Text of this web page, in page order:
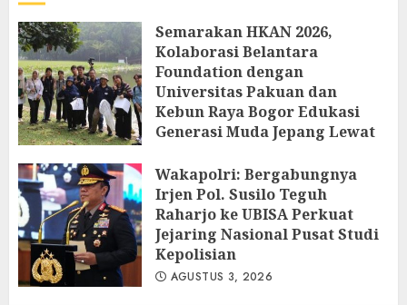
Semarakan HKAN 2026,
Kolaborasi Belantara
Foundation dengan
Universitas Pakuan dan
Kebun Raya Bogor Edukasi
Generasi Muda Jepang Lewat
Kebun Raya Bogor
AGUSTUS 3, 2026
Wakapolri: Bergabungnya
Irjen Pol. Susilo Teguh
Raharjo ke UBISA Perkuat
Jejaring Nasional Pusat Studi
Kepolisian
AGUSTUS 3, 2026